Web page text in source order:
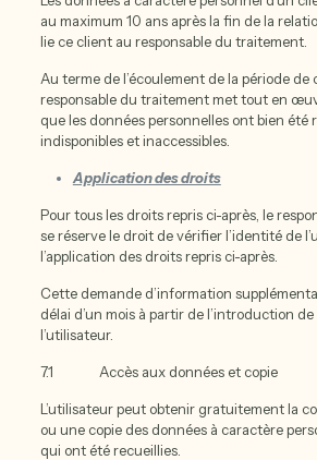
au maximum 10 ans après la fin de la
lie ce client au responsable du traitement.
Au terme de l’écoulement de la période de
responsable du traitement met tout en
que les données personnelles ont bien été
indisponibles et inaccessibles.
Application des droits
Pour tous les droits repris ci-après, le
se réserve le droit de vérifier l’identité de
l’application des droits repris ci-après.
Cette demande d’information
délai d’un mois à partir de l’introduction
l’utilisateur.
7.1 Accès aux données et copie
L’utilisateur peut obtenir gratuitement la
ou une copie des données à caractère
qui ont été recueillies.